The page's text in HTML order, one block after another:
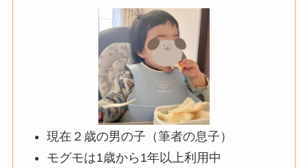
現在２歳の男の子（筆者の息子）
モグモは1歳から1年以上利用中